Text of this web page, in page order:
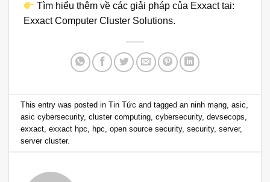
Tìm hiểu thêm về các giải pháp của Exxact tại:
Exxact Computer Cluster Solutions.
This entry was posted inTin Tức and taggedan ninh mạng ,asic
asic cybersecurity,cluster computing ,cybersecurity,devsecops
exxact ,exxact hpc ,hpc ,open source security,security,server,
server cluster.